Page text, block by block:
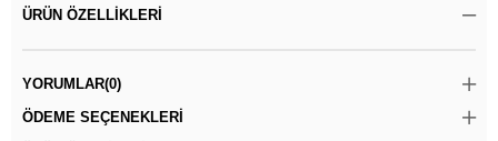
ÜRÜN ÖZELLIKLERI
YORUMLAR(0)
ÖDEME SEÇENEKLERI